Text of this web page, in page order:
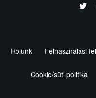
Rólunk Felhasználási
Cookie/süti politika